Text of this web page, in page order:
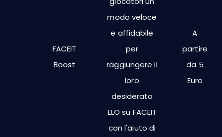
FACEIT
Boost
modo veloce
e affidabile
per
raggiungere il
loro
desiderato
ELO su FACEIT
con l'aiuto di
A
partire
da 5
Euro